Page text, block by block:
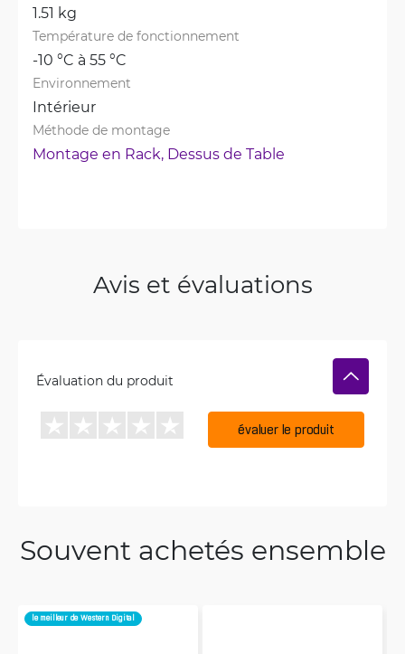
1.51 kg
Température de fonctionnement
-10 °C à 55 °C
Environnement
Intérieur
Méthode de montage
Montage en Rack, Dessus de Table
Avis et évaluations
Évaluation du produit
évaluer le produit
Souvent achetés ensemble
le meilleur de Western Digital